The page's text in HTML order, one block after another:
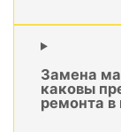
Замена
каковы
ремонта